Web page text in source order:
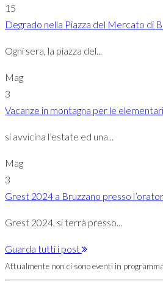
15
Degrado nella Piazza del Mercato di
Ogni sera, la piazza del...
Mag
3
Vacanze in montagna per le
si avvicina l’estate ed una...
Mag
3
Grest 2024 a Bruzzano presso
Grest 2024, si terrà presso...
Guarda tutti i post
Attualmente non ci sono eventi in